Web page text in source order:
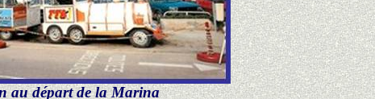
au départ de la Marina